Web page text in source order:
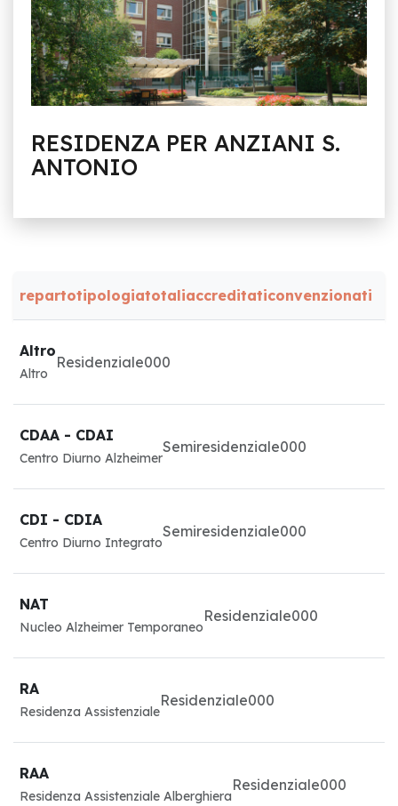
RESIDENZA PER ANZIANI S.
ANTONIO
repartotipologiatotaliaccreditaticonvenzionati
Altro
Altro
Residenziale000
CDAA - CDAI
Centro Diurno Alzheimer
Semiresidenziale000
CDI - CDIA
Centro Diurno Integrato
Semiresidenziale000
NAT
Nucleo Alzheimer Temporaneo
Residenziale000
RA
Residenza Assistenziale
Residenziale000
RAA
Residenza Assistenziale Alberghiera
Residenziale000